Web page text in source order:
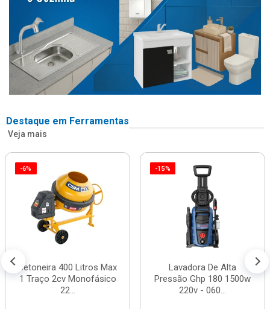
Destaque em Ferramentas
Veja mais
-6%
Betoneira 400 Litros Max
1 Traço 2cv Monofásico
22...
-15%
Lavadora De Alta
Pressão Ghp 180 1500w
220v - 060...